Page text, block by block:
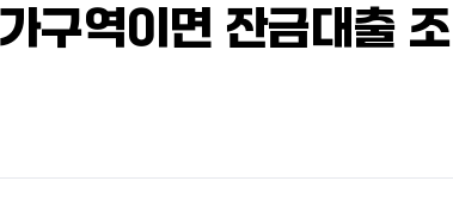
투자 상품비교 뉴스 고객 후기
구역이면 잔금대출